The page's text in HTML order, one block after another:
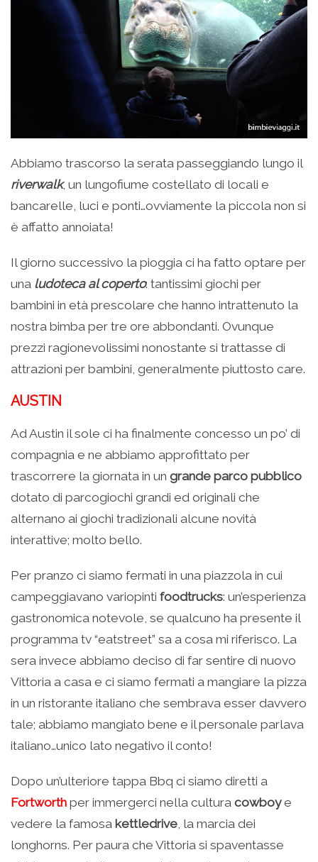
Abbiamo trascorso la serata passeggiando lungo il
riverwalk, un lungofiume costellato di locali e
bancarelle, luci e ponti…ovviamente la piccola non si
è affatto annoiata!
Il giorno successivo la pioggia ci ha fatto optare per
una ludoteca al coperto: tantissimi giochi per
bambini in età prescolare che hanno intrattenuto la
nostra bimba per tre ore abbondanti. Ovunque
prezzi ragionevolissimi nonostante si trattasse di
attrazioni per bambini, generalmente piuttosto care.
AUSTIN
Ad Austin il sole ci ha finalmente concesso un po’ di
compagnia e ne abbiamo approfittato per
trascorrere la giornata in un grande parco pubblico
dotato di parcogiochi grandi ed originali che
alternano ai giochi tradizionali alcune novità
interattive; molto bello.
Per pranzo ci siamo fermati in una piazzola in cui
campeggiavano variopinti foodtrucks: un’esperienza
gastronomica notevole, se qualcuno ha presente il
programma tv “eatstreet” sa a cosa mi riferisco. La
sera invece abbiamo deciso di far sentire di nuovo
Vittoria a casa e ci siamo fermati a mangiare la pizza
in un ristorante italiano che sembrava esser davvero
tale; abbiamo mangiato bene e il personale parlava
italiano…unico lato negativo il conto!
Dopo un’ulteriore tappa Bbq ci siamo diretti a
Fortworth per immergerci nella cultura cowboye
vedere la famosa kettledrive, la marcia dei
longhorns. Per paura che Vittoria si spaventasse